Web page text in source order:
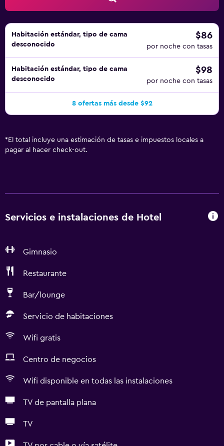
Habitación estándar, tipo de cama
desconocido
$86
por noche con tasas
Habitación estándar, tipo de cama
desconocido
$98
por noche con tasas
8 ofertas más desde $92
* El total incluye una estimación de tasas e impuestos locales a
pagar al hacer check-out.
Servicios e instalaciones de Hotel
Gimnasio
Restaurante
Bar/lounge
Servicio de habitaciones
Wifi gratis
Centro de negocios
Wifi disponible en todas las instalaciones
TV de pantalla plana
TV